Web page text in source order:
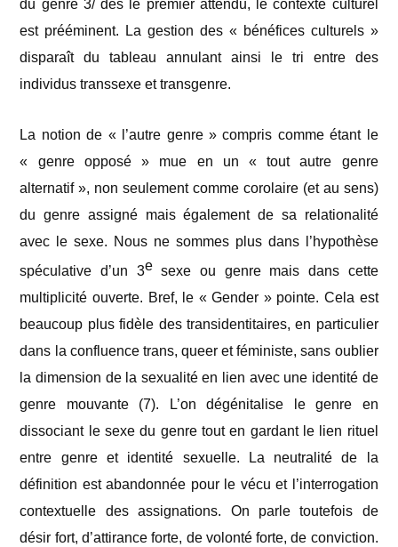
du genre 3/ dès le premier attendu, le contexte culturel
est prééminent. La gestion des « bénéfices culturels »
disparaît du tableau annulant ainsi le tri entre des
individus transsexe et transgenre.
La notion de « l’autre genre » compris comme étant le
« genre opposé » mue en un « tout autre genre
alternatif », non seulement comme corolaire (et au sens)
du genre assigné mais également de sa relationalité
avec le sexe. Nous ne sommes plus dans l’hypothèse
spéculative d’un 3esexe ou genre mais dans cette
multiplicité ouverte. Bref, le « Gender » pointe. Cela est
beaucoup plus fidèle des transidentitaires, en particulier
dans la confluence trans, queer et féministe, sans oublier
la dimension de la sexualité en lien avec une identité de
genre mouvante (7). L’on dégénitalise le genre en
dissociant le sexe du genre tout en gardant le lien rituel
entre genre et identité sexuelle. La neutralité de la
définition est abandonnée pour le vécu et l’interrogation
contextuelle des assignations. On parle toutefois de
désir fort, d’attirance forte, de volonté forte, de conviction.